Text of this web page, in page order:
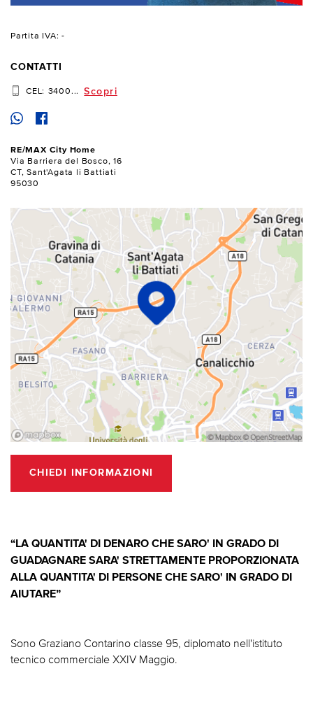
Partita IVA: -
CONTATTI
CEL: 3400... Scopri
RE/MAX City Home
Via Barriera del Bosco, 16
CT, Sant'Agata li Battiati
95030
CHIEDI INFORMAZIONI
“LA QUANTITA' DI DENARO CHE SARO' IN GRADO DI
GUADAGNARE SARA' STRETTAMENTE PROPORZIONATA
ALLA QUANTITA' DI PERSONE CHE SARO' IN GRADO DI
AIUTARE”
Sono Graziano Contarino classe 95, diplomato nell'istituto
tecnico commerciale XXIV Maggio.